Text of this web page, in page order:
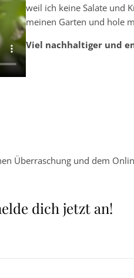
weil ich keine Salate und
meinen Garten und hole
Viel nachhaltiger und
Überraschung und dem
dich jetzt an!